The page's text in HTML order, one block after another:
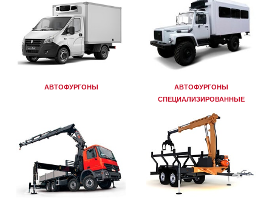
АВТОФУРГОНЫ
АВТОФУРГОНЫ
СПЕЦИАЛИЗИРОВАННЫЕ